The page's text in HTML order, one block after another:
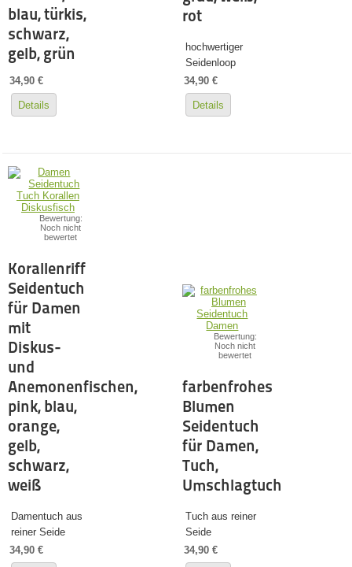
blau, türkis,
schwarz,
gelb, grün
34,90 €
Details
rot
hochwertiger
Seidenloop
34,90 €
Details
Bewertung:
Noch nicht
bewertet
Korallenriff
Seidentuch
für Damen
mit
Diskus-
und
Anemonenfischen,
pink, blau,
orange,
gelb,
schwarz,
weiß
Damentuch aus
reiner Seide
34,90 €
Bewertung:
Noch nicht
bewertet
farbenfrohes
Blumen
Seidentuch
für Damen,
Tuch,
Umschlagtuch
Tuch aus reiner
Seide
34,90 €